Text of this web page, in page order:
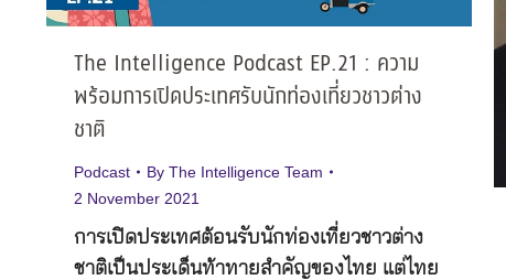
The Intelligence Podcast EP.21 : ความ
พร้อมการเปิดประเทศรับนักท่องเที่ยวชาวต่าง
ชาติ
Podcast By The Intelligence Team
2 November 2021
การเปิดประเทศต้อนรับนักท่องเที่ยวชาวต่าง
ชาติเป็นประเด็นท้าทายสำคัญของไทย แต่ไทย